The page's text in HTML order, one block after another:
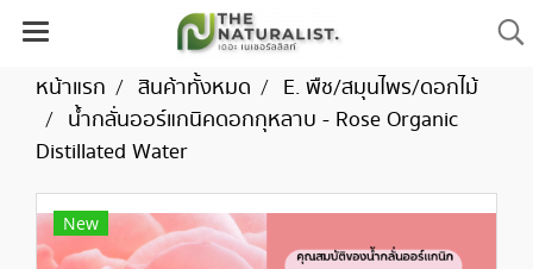
หน้าแรก สินค้าทั้งหมด
E. พืช/สมุนไพร/ดอกไม้
น้ำกลั่นออร์แกนิคดอกกุหลาบ - Rose Organic
Distillated Water
New